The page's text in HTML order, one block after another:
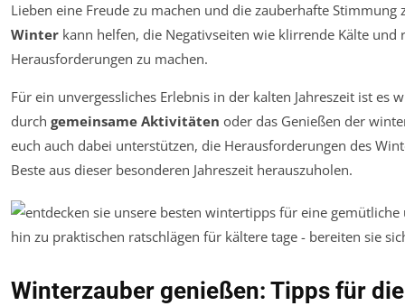
Lieben eine Freude zu machen und die zauberhafte
Winter kann helfen, die Negativseiten wie klirrende Kälte und
Herausforderungen zu machen.
Für ein unvergessliches Erlebnis in der kalten Jahreszeit ist es
durch gemeinsame Aktivitäten oder das Genießen der
euch auch dabei unterstützen, die Herausforderungen des
Beste aus dieser besonderen Jahreszeit herauszuholen.
Winterzauber genießen: Tipps für